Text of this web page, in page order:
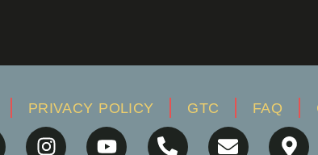
PRIVACY POLICY GTC FAQ